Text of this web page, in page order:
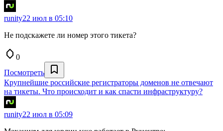
runity22 июл в 05:10
Не подскажете ли номер этого тикета?
0
Посмотреть
Крупнейшие российские регистраторы доменов не отвечают
на тикеты. Что происходит и как спасти инфраструктуру?
runity22 июл в 05:09